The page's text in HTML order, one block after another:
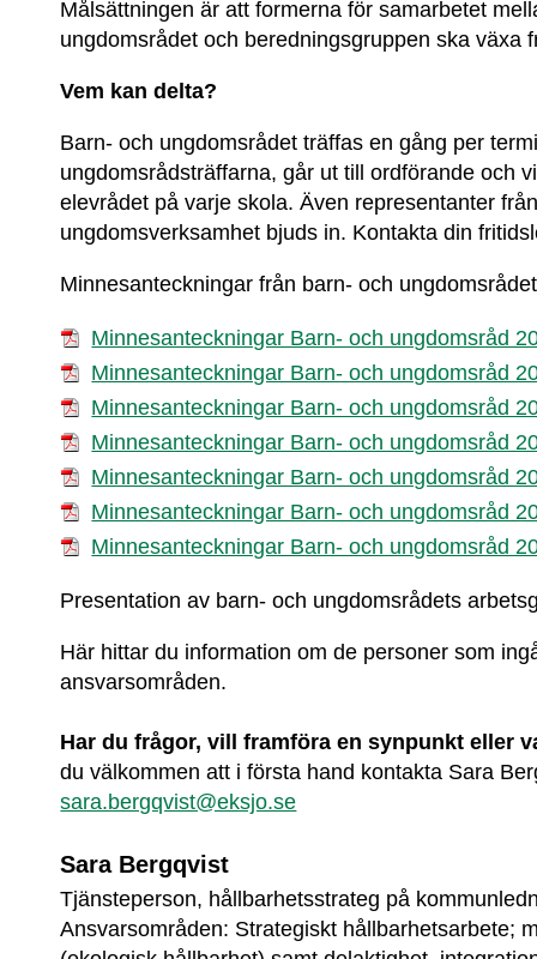
Målsättningen är att formerna för samarbetet
ungdomsrådet och beredningsgruppen ska växa
Vem kan delta?
Barn- och ungdomsrådet träffas en gång per
ungdomsrådsträffarna, går ut till ordförande och
elevrådet på varje skola. Även representanter
ungdomsverksamhet bjuds in. Kontakta din
Minnesanteckningar från barn- och
Minnesanteckningar Barn- och ungdomsråd
Minnesanteckningar Barn- och ungdomsråd
Minnesanteckningar Barn- och ungdomsråd
Minnesanteckningar Barn- och ungdomsråd
Minnesanteckningar Barn- och ungdomsråd
Minnesanteckningar Barn- och ungdomsråd
Minnesanteckningar Barn- och ungdomsråd
Presentation av barn- och ungdomsrådets
Här hittar du information om de personer som
ansvarsområden.
Har du frågor, vill framföra en synpunkt eller
sara.bergqvist@eksjo.se
Sara Bergqvist
Tjänsteperson, hållbarhetsstrateg på
Ansvarsområden: Strategiskt hållbarhetsarbete;